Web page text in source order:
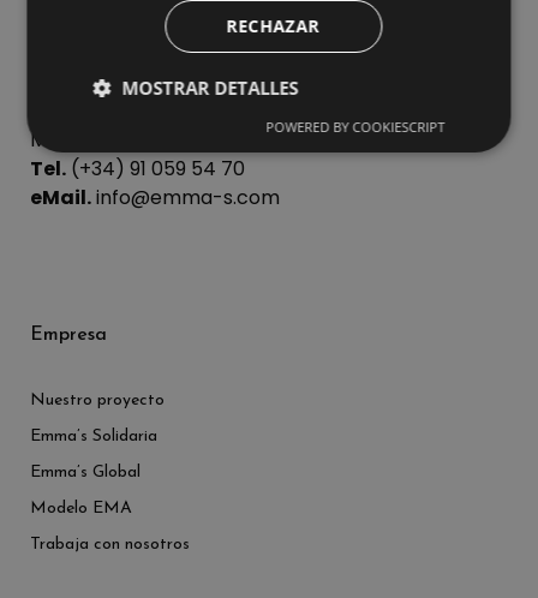
innovación educativa
Dirección
Madrid, 28031
Tel. (+34) 91 059 54 70
eMail.info@emma-s.com
Empresa
Nuestro proyecto
Emma’s Solidaria
Emma’s Global
Modelo EMA
Trabaja con nosotros
RECHAZAR
MOSTRAR DETALLES
POWERED BY COOKIESCRIPT